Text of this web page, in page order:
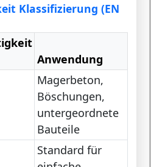
Klassifizierung (EN
Anwendung
Magerbeton,
Böschungen,
untergeordnete
Bauteile
Standard für